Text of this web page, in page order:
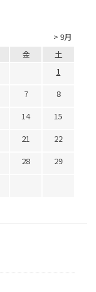
> 9月
金
土
1
7
8
14
15
21
22
28
29